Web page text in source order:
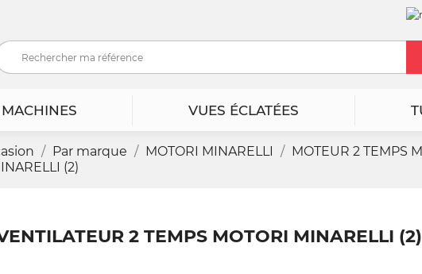
MACHINES VUES ÉCLATÉES
Par marque MOTORI MINARELLI
MOTEUR 2 TEMPS
(2)
2 TEMPS MOTORI MINARELLI (2)